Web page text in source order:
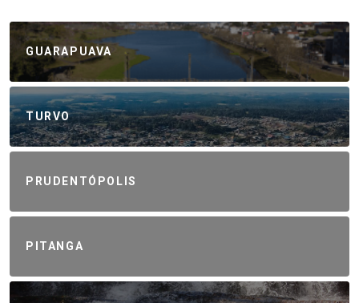
GUARAPUAVA
TURVO
PRUDENTÓPOLIS
PITANGA